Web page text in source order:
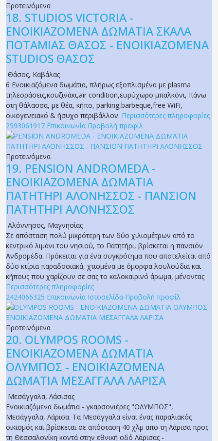
Προτεινόμενα
18. STUDIOS VICTORIA -
ΕΝΟΙΚΙΑΖΟΜΕΝΑ ΔΩΜΑΤΙΑ ΣΚΑΛΑ
ΠΟΤΑΜΙΑΣ ΘΑΣΟΣ - ΕΝΟΙΚΙΑΖΟΜΕΝΑ
STUDIOS ΘΑΣΟΣ
Θάσος, Καβάλας
6 Ενοικιαζόμενα δωμάτια, πλήρως εξοπλισμένα με plasma
τηλεοράσεις,κουζινάκι,air condition,ευρύχωρο μπαλκόνι, πάνω
στη θάλασσα, με θέα, κήπο, parking,barbeque,free WiFi,
οικογενειακό & ήσυχο περιβάλλον. Περισσότερες πληροφορίες
2593061917 Επικοινωνία Προβολή προφίλ
Προτεινόμενα
19. PENSION ANDROMEDA -
ΕΝΟΙΚΙΑΖΟΜΕΝΑ ΔΩΜΑΤΙΑ
ΠΑΤΗΤΗΡΙ ΑΛΟΝΗΣΣΟΣ - ΠΑΝΣΙΟΝ
ΠΑΤΗΤΗΡΙ ΑΛΟΝΗΣΣΟΣ
Αλόννησος, Μαγνησίας
Σε απόσταση πολύ μικρότερη των δύο χιλιομέτρων από το
κεντρικό λιμάνι του νησιού, το Πατητήρι, βρίσκεται η πανσιόν
Ανδρομέδα. Πρόκειται για ένα συγκρότημα που αποτελείται από
δύο κτίρια παραδοσιακά, χτισμένα με όμορφα λουλούδια και
κήπους που χαρίζουν σε σας το καλοκαιρινό άρωμα, μένοντας
Περισσότερες πληροφορίες
2424066325 Επικοινωνία Ιστοσελίδα Προβολή προφίλ
Προτεινόμενα
20. OLYMPOS ROOMS -
ΕΝΟΙΚΙΑΖΟΜΕΝΑ ΔΩΜΑΤΙΑ
ΟΛΥΜΠΟΣ - ΕΝΟΙΚΙΑΖΟΜΕΝΑ
ΔΩΜΑΤΙΑ ΜΕΣΑΓΓΑΛΑ ΛΑΡΙΣΑ
Μεσάγγαλα, Λάσισας
Ενοικιαζόμενα δωμάτια - γκαρσονιέρες "ΟΛΥΜΠΟΣ",
Μεσάγγαλα, Λάρισα. Τα Μεσάγγαλα είναι ένας παραλιακός
οικισμός και βρίσκεται σε απόσταση 40 χλμ απο τη Λάρισα προς
τη Θεσσαλονίκη κοντά στην εθνική οδό Λάρισας -